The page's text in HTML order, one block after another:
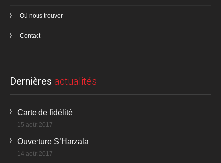
Où nous trouver
Contact
Dernières actualités
Carte de fidélité
15 août 2017
Ouverture S’Harzala
14 août 2017